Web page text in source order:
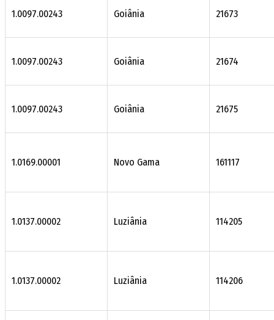
1.0097.00243 Goiânia 21673
1.0097.00243 Goiânia 21674
1.0097.00243 Goiânia 21675
1.0169.00001 Novo Gama 161117
1.0137.00002 Luziânia 114205
1.0137.00002 Luziânia 114206